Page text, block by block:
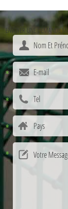
ENVOYER UNE DEMANDE